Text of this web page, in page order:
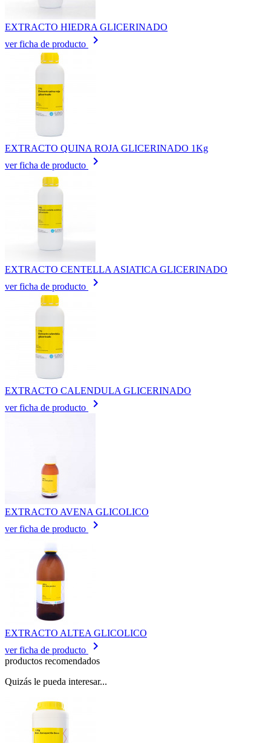
EXTRACTO HIEDRA GLICERINADO
ver ficha de producto
keyboard_arrow_right
EXTRACTO QUINA ROJA GLICERINADO 1Kg
ver ficha de producto
keyboard_arrow_right
EXTRACTO CENTELLA ASIATICA GLICERINADO
ver ficha de producto
keyboard_arrow_right
EXTRACTO CALENDULA GLICERINADO
ver ficha de producto
keyboard_arrow_right
EXTRACTO AVENA GLICOLICO
ver ficha de producto
keyboard_arrow_right
EXTRACTO ALTEA GLICOLICO
ver ficha de producto
keyboard_arrow_right
productos recomendados
Quizás le pueda interesar...